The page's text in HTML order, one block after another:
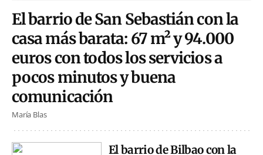
El barrio de San Sebastián con la
casa más barata: 67 m² y 94.000
euros con todos los servicios a
pocos minutos y buena
comunicación
María Blas
El barrio de Bilbao con la